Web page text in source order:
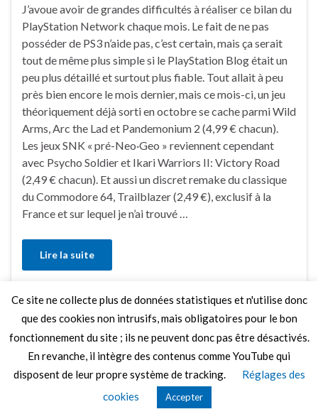
J’avoue avoir de grandes difficultés à réaliser ce bilan du
PlayStation Network chaque mois. Le fait de ne pas
posséder de PS3 n’aide pas, c’est certain, mais ça serait
tout de même plus simple si le PlayStation Blog était un
peu plus détaillé et surtout plus fiable. Tout allait à peu
près bien encore le mois dernier, mais ce mois-ci, un jeu
théoriquement déjà sorti en octobre se cache parmi Wild
Arms, Arc the Lad et Pandemonium 2 (4,99 € chacun).
Les jeux SNK « pré-Neo·Geo » reviennent cependant
avec Psycho Soldier et Ikari Warriors II: Victory Road
(2,49 € chacun). Et aussi un discret remake du classique
du Commodore 64, Trailblazer (2,49 €), exclusif à la
France et sur lequel je n’ai trouvé …
Lire la suite
Faire un commentaire
Thèmes Graphene
Ce site ne collecte plus de données statistiques et n'utilise donc
que des cookies non intrusifs, mais obligatoires pour le bon
fonctionnement du site ; ils ne peuvent donc pas être désactivés.
En revanche, il intègre des contenus comme YouTube qui
disposent de leur propre système de tracking.
Réglages des
cookies
Accepter